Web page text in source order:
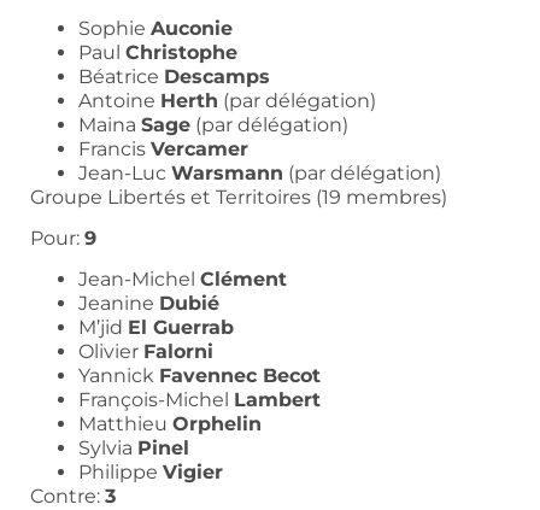
Sophie Auconie
Paul Christophe
Béatrice Descamps
Antoine Herth (par délégation)
Maina Sage (par délégation)
Francis Vercamer
Jean-Luc Warsmann (par délégation)
Groupe Libertés et Territoires (19 membres)
Pour: 9
Jean-Michel Clément
Jeanine Dubié
M’jid El Guerrab
Olivier Falorni
Yannick Favennec Becot
François-Michel Lambert
Matthieu Orphelin
Sylvia Pinel
Philippe Vigier
Contre: 3